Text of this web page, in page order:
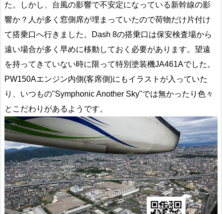
た。しかし、台風の影響で不安定になっている新幹線の影
響か？人が多く窓側席が埋まっていたので荷物だけ片付け
て搭乗口へ行きました。Dash 8の搭乗口は保安検査場から
遠い場合が多く早めに移動しておく必要があります。望遠
を持ってきていない時に限って特別塗装機JA461Aでした。
PW150Aエンジン内側(客席側)にもイラストが入っていた
り、いつもの"Symphonic Another Sky"では無かったり色々
とこだわりがあるようです。